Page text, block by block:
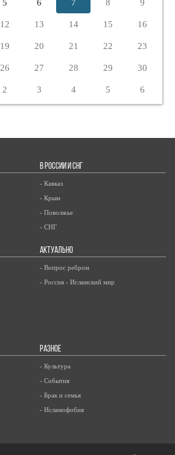
5 6 7 8 9
12 13 14 15 16
19 20 21 22 23
26 27 28 29 30
2 3 4 5 6
В РОССИИ И СНГ
- Кавказ
- Крым
- Поволжье
- СНГ
АКТУАЛЬНО
- Вопрос ребром
- Россия - Исламский мир
РАЗНОЕ
- Культура
- События
- Брак и семья
- Исламофобия